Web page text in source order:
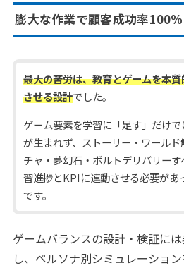
膨大な作業で顧客成功率
最大の苦労は、教育とゲームを本
させる設計でした。
ゲーム要素を学習に「足す」だけ
が生まれず、ストーリー・ワールド
チャ・夢幻石・ボルトデリバリーす
習進捗とKPIに連動させる必要があ
です。
ゲームバランスの設計・検証に
し、ペルソナ別シミュレーショ